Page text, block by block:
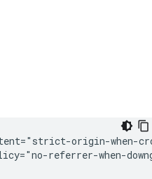
origin-when-